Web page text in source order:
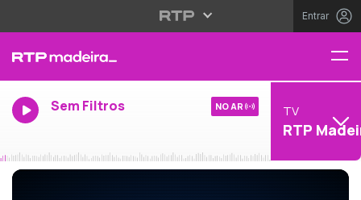
Entrar
Sem Filtros NO AR TV
RTP